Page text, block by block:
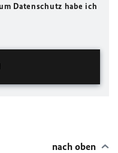
Datenschutz habe ich
nach oben